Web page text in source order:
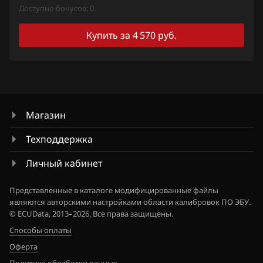
Ford
GAC
Geely
Genesis
Great Wall
Groz
Haima
Bosch MG1 (MG1CS003)
Bosch MG1 (MG1CS201)
Siemens MSD80.x (81.x, 83.x)
Siemens MSD85.x
Siemens MSV7x
Siemens MSV8x
Siemens MSV90
Доступно бонусов: 0.
Купить за 4 570 руб.
Магазин
Техподдержка
Личный кабинет
Представленные в каталоге модифицированные файлы
являются авторскими настройками области калибровок ПО ЭБУ.
© ECUData, 2013–2026. Все права защищены.
Способы оплаты
Оферта